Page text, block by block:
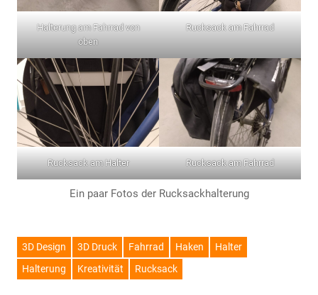
Halterung am Fahrrad von
oben
Rucksack am Fahrrad
Rucksack am Halter Rucksack am Fahrrad
Ein paar Fotos der Rucksackhalterung
3D Design 3D Druck Fahrrad Haken
Halter
Halterung
Kreativität Rucksack